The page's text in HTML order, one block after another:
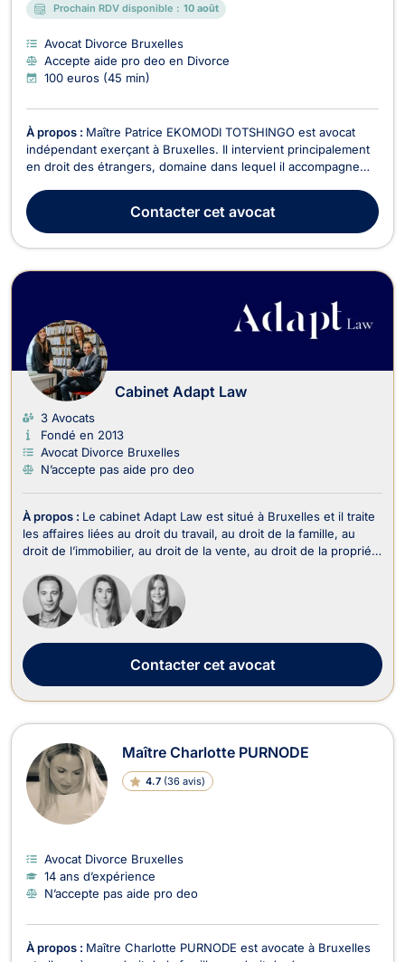
Prochain RDV disponible : 10 août
Avocat Divorce Bruxelles
Accepte aide pro deo en Divorce
100 euros (45 min)
À propos : Maître Patrice EKOMODI TOTSHINGO est avocat
indépendant exerçant à Bruxelles. Il intervient principalement
en droit des étrangers, domaine dans lequel il accompagne
d’immigration et de mobilité en Belgique. Son activité est
centrée sur les situations qui exigent à la fo...
Contactercet avocat
Cabinet Adapt Law
3 Avocats
Fondé en 2013
Avocat Divorce Bruxelles
N’accepte pas aide pro deo
À propos : Le cabinet Adapt Law est situé à Bruxelles et il traite
les affaires liées au droit du travail, au droit de la famille, au
droit de l’immobilier, au droit de la vente, au droit de la propriété
concurrence, au droit des sociétés, au droit du crédit et de la
consommat...
Contactercet avocat
Maître Charlotte PURNODE
4.7 (36 avis)
Avocat Divorce Bruxelles
14 ans d’expérience
N’accepte pas aide pro deo
À propos : Maître Charlotte PURNODE est avocate à Bruxelles